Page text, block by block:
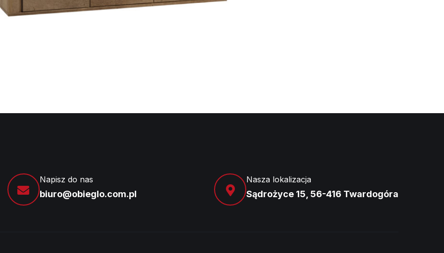
Napisz do nas
biuro@obieglo.com.pl
Nasza lokalizacja
Sądrożyce 15, 56-416 Twardogóra